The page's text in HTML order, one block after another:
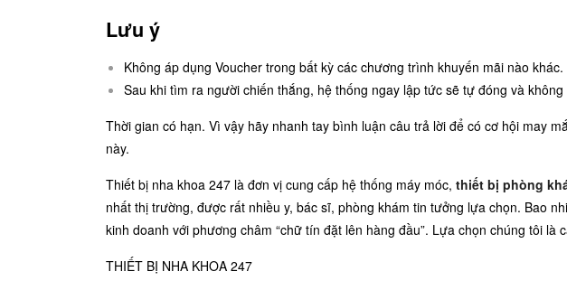
Lưu ý
Không áp dụng Voucher trong bất kỳ các chương trình khuyến mãi nào khác.
Sau khi tìm ra người chiến thắng, hệ thống ngay lập tức sẽ tự đóng và
Thời gian có hạn. Vì vậy hãy nhanh tay bình luận câu trả lời để có cơ hội may
này.
Thiết bị nha khoa 247 là đơn vị cung cấp hệ thống máy móc, thiết bị phòng
nhất thị trường, được rất nhiều y, bác sĩ, phòng khám tin tưởng lựa chọn. Bao
kinh doanh với phương châm “chữ tín đặt lên hàng đầu”. Lựa chọn chúng tôi là
THIẾT BỊ NHA KHOA 247